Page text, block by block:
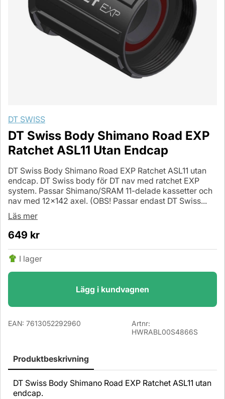
DT SWISS
DT Swiss Body Shimano Road EXP
Ratchet ASL11 Utan Endcap
DT Swiss Body Shimano Road EXP Ratchet ASL11 utan
endcap. DT Swiss body för DT nav med ratchet EXP
system. Passar Shimano/SRAM 11-delade kassetter och
nav med 12x142 axel. (OBS! Passar endast DT Swiss...
Läs mer
649 kr
I lager
Lägg i kundvagnen
EAN: 7613052292960
Artnr:
HWRABL00S4866S
Produktbeskrivning
DT Swiss Body Shimano Road EXP Ratchet ASL11 utan
endcap.